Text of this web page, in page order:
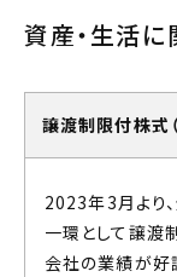
資産・生活
譲渡制限付株式
2023年3月より
一環として譲渡
会社の業績が好